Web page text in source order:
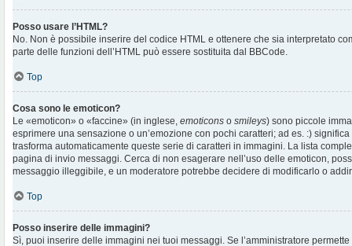
Posso usare l’HTML?
No. Non è possibile inserire del codice HTML e ottenere che sia interpretato
parte delle funzioni dell’HTML può essere sostituita dal BBCode.
Top
Cosa sono le emoticon?
Le «emoticon» o «faccine» (in inglese, emoticons o smileys) sono piccole
esprimere una sensazione o un’emozione con pochi caratteri; ad es. :)
trasforma automaticamente queste serie di caratteri in immagini. La lista
pagina di invio messaggi. Cerca di non esagerare nell’uso delle emoticon,
messaggio illeggibile, e un moderatore potrebbe decidere di modificarlo o
Top
Posso inserire delle immagini?
Sì, puoi inserire delle immagini nei tuoi messaggi. Se l’amministratore